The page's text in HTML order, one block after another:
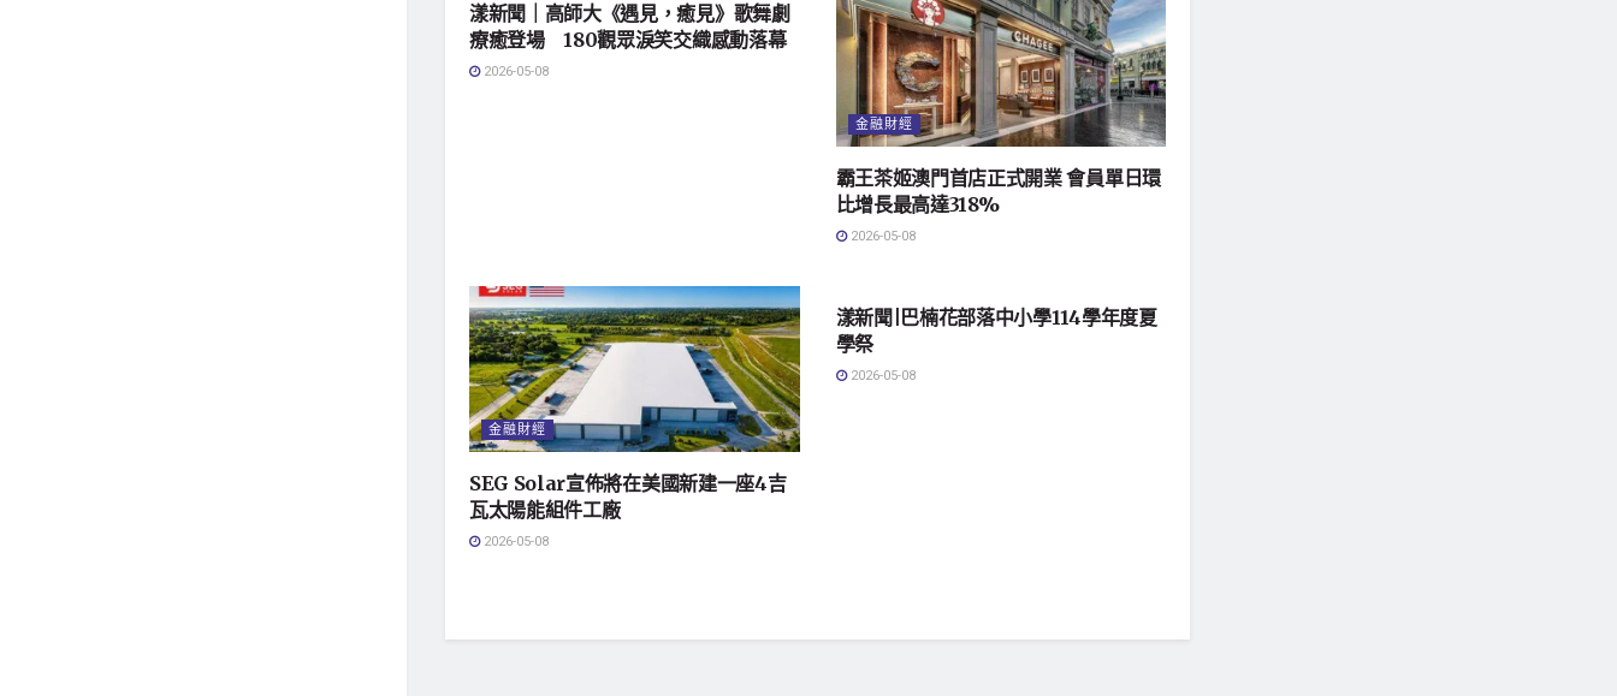
漾新聞｜高師大《遇見，癒見》歌舞劇
療癒登場 180觀眾淚笑交織感動落幕
2026-05-08
金融財經
霸王茶姬澳門首店正式開業 會員單日環
比增長最高達318%
2026-05-08
金融財經
SEG Solar宣佈將在美國新建一座4吉
瓦太陽能組件工廠
2026-05-08
漾新聞|巴楠花部落中小學114學年度夏
學祭
2026-05-08